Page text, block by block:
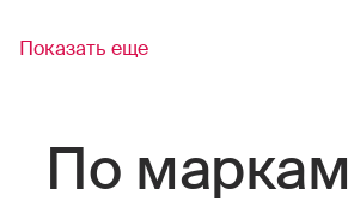
Показать еще
По